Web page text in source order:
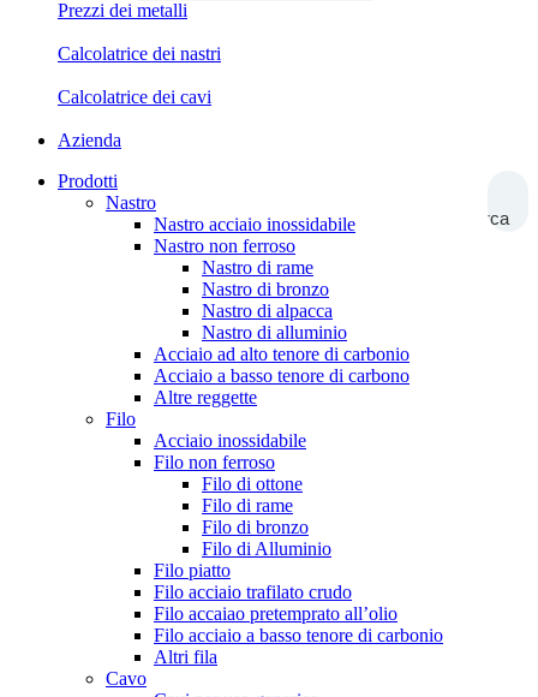
Prezzi dei metalli
Calcolatrice dei nastri
Calcolatrice dei cavi
Azienda
Ricerca
Prodotti
Nastro
Nastro acciaio inossidabile
Nastro non ferroso
Nastro di rame
Nastro di bronzo
Nastro di alpacca
Nastro di alluminio
Acciaio ad alto tenore di carbonio
Acciaio a basso tenore di carbono
Altre reggette
Filo
Acciaio inossidabile
Filo non ferroso
Filo di ottone
Filo di rame
Filo di bronzo
Filo di Alluminio
Filo piatto
Filo acciaio trafilato crudo
Filo accaiao pretemprato all’olio
Filo acciaio a basso tenore di carbonio
Altri fila
Cavo